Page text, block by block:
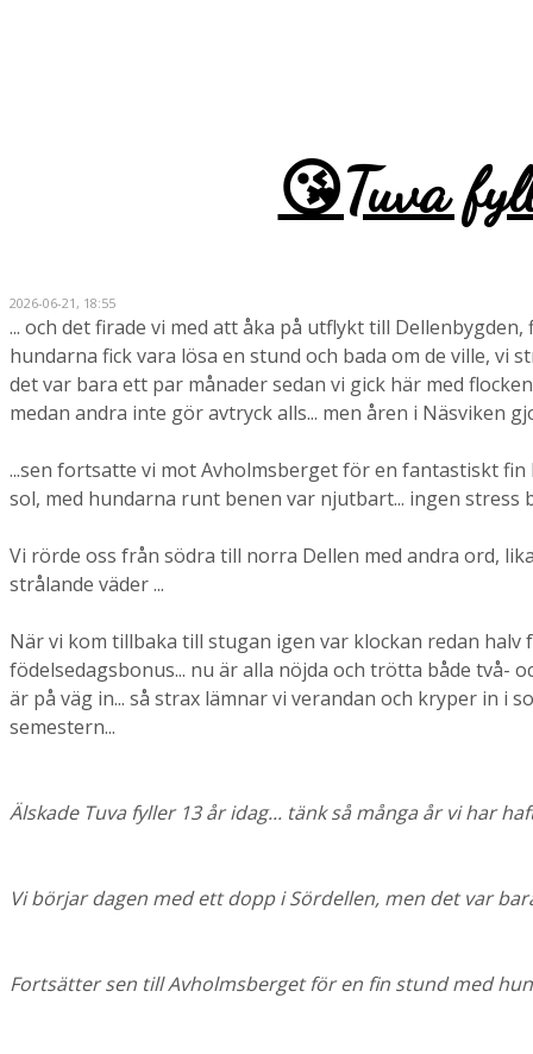
😘Tuva
2026-06-21, 18:55
... och det firade vi med att åka på utflykt till
hundarna fick vara lösa en stund och bada om de ville, vi
det var bara ett par månader sedan vi gick här med
medan andra inte gör avtryck alls... men åren i Näsviken
...sen fortsatte vi mot Avholmsberget för en fantastiskt
sol, med hundarna runt benen var njutbart... ingen
Vi rörde oss från södra till norra Dellen med andra ord,
strålande väder ...
När vi kom tillbaka till stugan igen var klockan redan
födelsedagsbonus... nu är alla nöjda och trötta både två-
är på väg in... så strax lämnar vi verandan och kryper in i
semestern...
Älskade Tuva fyller 13 år idag... tänk så många år vi har
Vi börjar dagen med ett dopp i Sördellen, men det var
Fortsätter sen till Avholmsberget för en fin stund med